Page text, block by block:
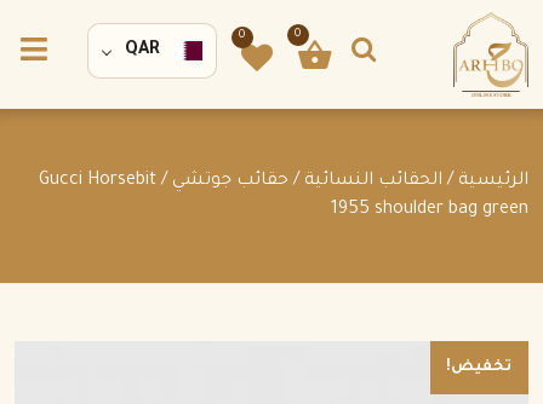
0
0
QAR
الرئيسية / الحقائب النسائية / حقائب جوتشي
/ Gucci Horsebit
1955 shoulder bag green
تخفيض!